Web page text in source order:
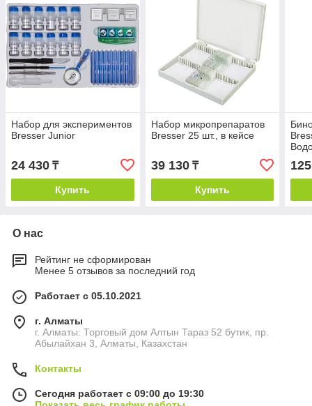
Набор для экспериментов
Bresser Junior
24 430 ₸
Купить
Набор микропрепаратов
Bresser 25 шт., в кейсе
39 130₸
Купить
О нас
Рейтинг не сформирован
Менее 5 отзывов за последний год
Работает с 05.10.2021
г. Алматы
г. Алматы: Торговый дом Алтын Тараз 52 бутик, пр.
Абылайхан 3, Алматы, Казахстан
Контакты
Сегодня работает с 09:00 до 19:30